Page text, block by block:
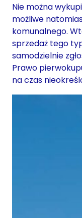
Nie można
możliwe
komunalnego.
sprzedaż tego
samodzielnie
Prawo
na czas